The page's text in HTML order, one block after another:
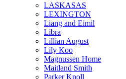
LASKASAS
LEXINGTON
Liang and Eimil
Libra
Lillian August
Lily Koo
Magnussen Home
Maitland Smith
Parker Knoll